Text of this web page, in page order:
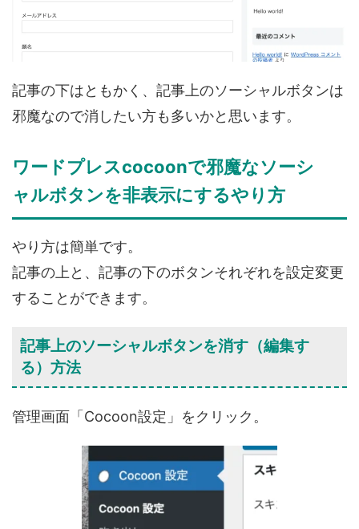
記事の下はともかく、記事上のソーシャルボタンは
邪魔なので消したい方も多いかと思います。
ワードプレスcocoonで邪魔なソーシ
ャルボタンを非表示にするやり方
やり方は簡単です。
記事の上と、記事の下のボタンそれぞれを設定変更
することができます。
記事上のソーシャルボタンを消す（編集す
る）方法
管理画面「 Cocoon設定 」をクリック。